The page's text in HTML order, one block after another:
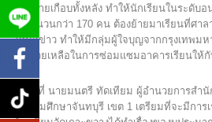
เสียหายเกือบทั้งหลัง ทำให้นักเรียนในระดับ
3 จำนวนกว่า 170 คน ต้องย้ายมาเรียนที่ศา
เสนอข่าว ทำให้มีกลุ่มผู้ใจบุญจากกรุงเทพมห
มาช่วยเหลือในการซ่อมแซมอาคารเรียนให้กั
ขวาง
ขณะที่ นายมนตรี ทัดเทียม ผู้อำนวยการสำ
ประถมศึกษาจันทบุรี เขต 1 เตรียมที่จะมีการ